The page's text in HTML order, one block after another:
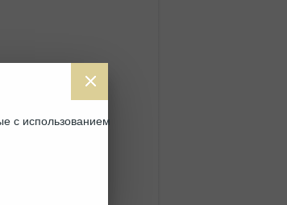
с использованием